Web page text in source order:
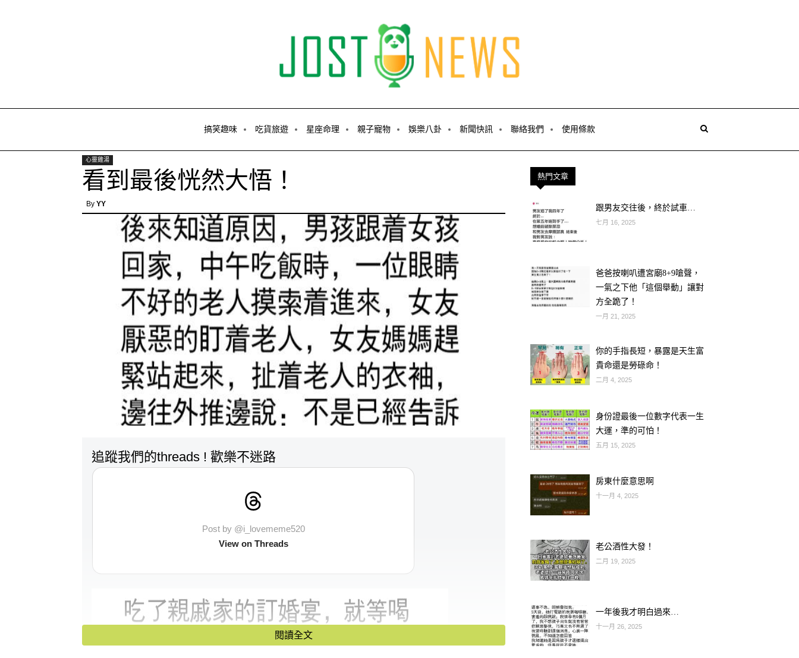
搞笑趣味 吃貨旅遊 星座命理 親子寵物 娛樂八卦 新聞快訊 聯絡我們 使用條款
心靈雞湯
看到最後恍然大悟！
By YY
追蹤我們的threads ! 歡樂不迷路
Post by @i_lovememe520
View on Threads
閱讀全文
熱門文章
跟男友交往後，終於試車…
七月 16, 2025
爸爸按喇叭遭宮廟8+9嗆聲，
一氣之下他「這個舉動」讓對
方全跪了！
一月 21, 2025
你的手指長短，暴露是天生富
貴命還是勞碌命！
二月 4, 2025
身份證最後一位數字代表一生
大運，準的可怕！
五月 15, 2025
房東什麼意思啊
十一月 4, 2025
老公酒性大發！
二月 19, 2025
一年後我才明白過來…
十一月 26, 2025